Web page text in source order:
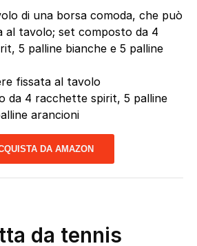
di una borsa comoda, che può
al tavolo; set composto da 4
5 palline bianche e 5 palline
fissata al tavolo
da 4 racchette spirit, 5 palline
arancioni
DA AMAZON
da tennis